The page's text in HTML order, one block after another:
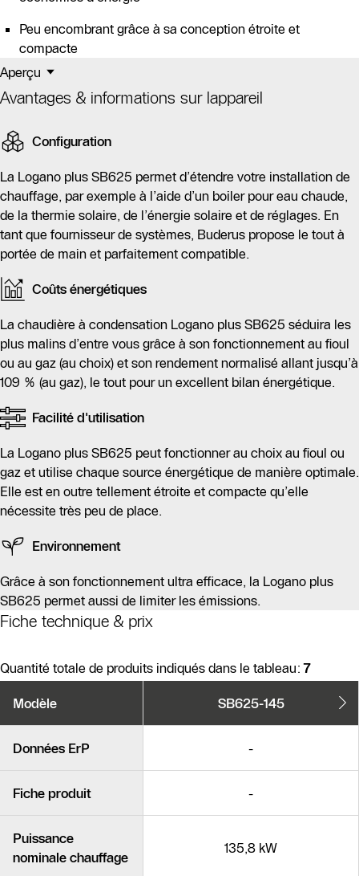
Peu encombrant grâce à sa conception étroite et
compacte
Aperçu
Avantages & informations sur lappareil
Configuration
La Logano plus SB625 permet d’étendre votre installation de
chauffage, par exemple à l’aide d’un boiler pour eau chaude,
de la thermie solaire, de l’énergie solaire et de réglages. En
tant que fournisseur de systèmes, Buderus propose le tout à
portée de main et parfaitement compatible.
Coûts énergétiques
La chaudière à condensation Logano plus SB625 séduira les
plus malins d’entre vous grâce à son fonctionnement au fioul
ou au gaz (au choix) et son rendement normalisé allant jusqu’à
109 % (au gaz), le tout pour un excellent bilan énergétique.
Facilité d'utilisation
La Logano plus SB625 peut fonctionner au choix au fioul ou
gaz et utilise chaque source énergétique de manière optimale.
Elle est en outre tellement étroite et compacte qu’elle
nécessite très peu de place.
Environnement
Grâce à son fonctionnement ultra efficace, la Logano plus
SB625 permet aussi de limiter les émissions.
Fiche technique & prix
Quantité totale de produits indiqués dans le tableau: 7
produits
Modèle SB625-145
Données ErP -
Fiche produit -
Puissance
nominale chauffage
135,8 kW